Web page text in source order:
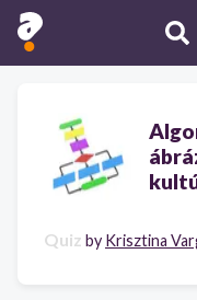
Quiz by Krisztina